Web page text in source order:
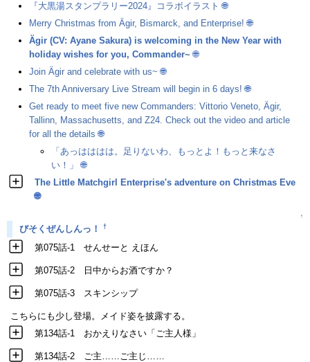
『大黒湯スタンプラリー2024』コラボイラスト 🌐
Merry Christmas from Ägir, Bismarck, and Enterprise! 🌐
Ägir (CV: Ayane Sakura) is welcoming in the New Year with
holiday wishes for you, Commander~ 🌐
Join Ägir and celebrate with us~ 🌐
The 7th Anniversary Live Stream will begin in 6 days! 🌐
Get ready to meet five new Commanders: Vittorio Veneto, Ägir,
Tallinn, Massachusetts, and Z24. Check out the video and article
for all the details 🌐
「あっはははは。足りないわ、もっとよ！もっと来なさ
い！」
🌐
The Little Matchgirl Enterprise's adventure on Christmas Eve
🌐
↑
びそくぜんしんっ！ †
第075話-1 せんせーと えほん
第075話-2 日中からお酒ですか？
第075話-3 スキンシップ
こちらにも少し登場。メイド姿を披露する。
第134話-1 おかえりなさい「ご主人様」
第134話-2 ご主……ご主じ……